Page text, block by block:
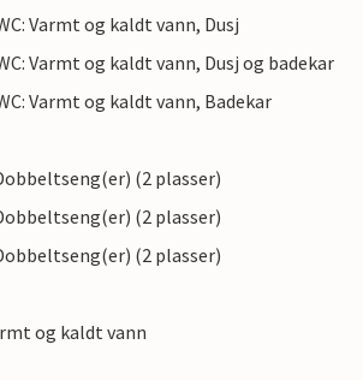
Varmt og kaldt vann, Dusj
Varmt og kaldt vann, Dusj og badekar
Varmt og kaldt vann, Badekar
(2 plasser)
(2 plasser)
(2 plasser)
og kaldt vann